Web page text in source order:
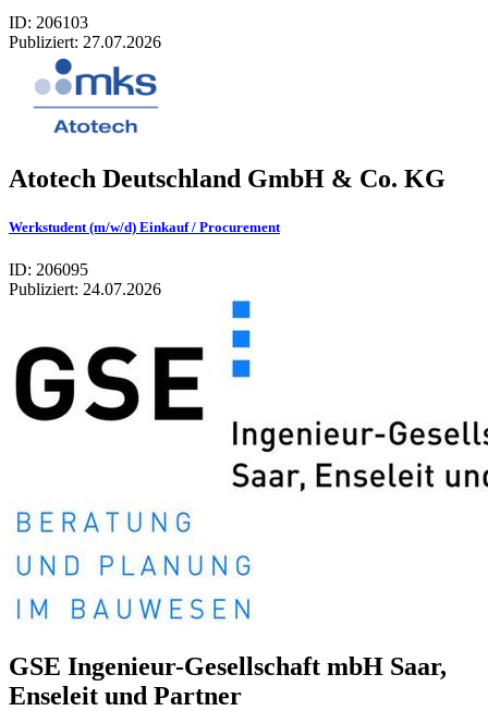
ID: 206103
Publiziert: 27.07.2026
Atotech Deutschland GmbH & Co. KG
Werkstudent (m/w/d) Einkauf / Procurement
ID: 206095
Publiziert: 24.07.2026
GSE Inge­nieur-Gesell­schaft mbH Saar,
Ense­leit und Part­ner